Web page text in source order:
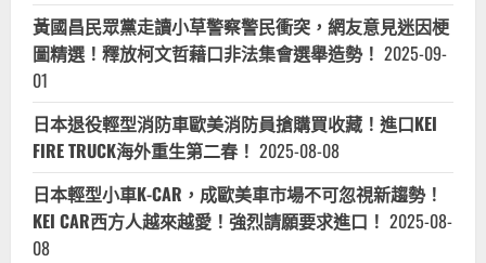
黃國昌民眾黨走讀小草警察警民衝突，網友意見迷因梗
圖精選！釋放柯文哲藉口非法集會選舉造勢！ 2025-09-
01
日本退役輕型消防車歐美消防員搶購買收藏！進口KEI
FIRE TRUCK海外重生第二春！ 2025-08-08
日本輕型小車K-CAR，成歐美車市場不可忽視新趨勢！
KEI CAR西方人越來越愛！強烈請願要求進口！ 2025-08-
08